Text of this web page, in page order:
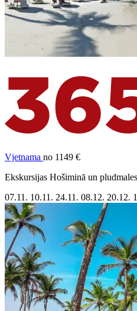
Vjetnama no 1149 €
Ekskursijas Hošiminā un
07.11. 10.11. 24.11. 08.12. 20.12.